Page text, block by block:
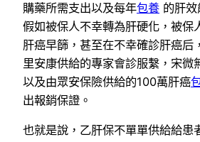
購藥所需支出以及每年包養 的肝
假如被保人不幸轉為肝硬化，被保
肝癌早篩，甚至在不幸確診肝癌后
里安康供給的專家會診服繫，宋微
以及由眾安保險供給的100萬肝癌
出報銷保證。
也就是說，乙肝保不單單供給給患